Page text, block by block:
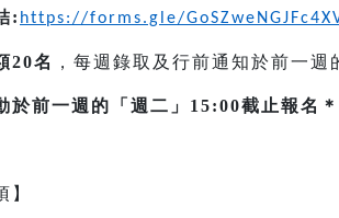
: https://forms.gle/
20名 ，每週錄取及行前通知於前一週
於前一週的「週二」15:00截止報名＊
】